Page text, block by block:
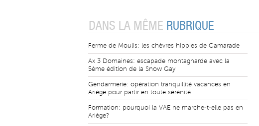
DANS LA MÊME RUBRIQUE
Ferme de Moulis: les chèvres hippies de Camarade
Ax 3 Domaines: escapade montagnarde avec la
5ème édition de la Snow Gay
Gendarmerie: opération tranquillité vacances en
Ariège pour partir en toute sérénité
Formation: pourquoi la VAE ne marche-t-elle pas en
Ariège?